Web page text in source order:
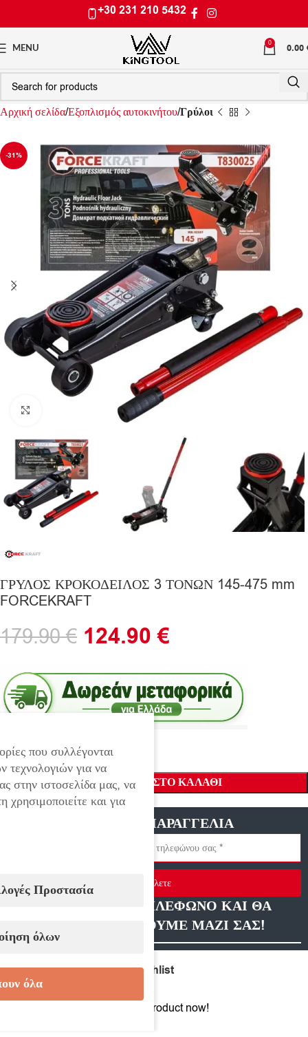
+30 231 210 5432
MENU
0 0.00
Αρχική σελίδαΕξοπλισμός αυτοκινήτουΓρύλοι
-31%
ΓΡΥΛΟΣ ΚΡΟΚΟΔΕΙΛΟΣ 3 ΤΟΝΩΝ 145-475 mm
FORCEKRAFT
179.90€ 124.90€
ΠΡΟΣΘΉΚΗ ΣΤΟ ΚΑΛΆΘΙ
ΓΡΗΓΟΡΗ ΠΑΡΑΓΓΕΛΙΑ
Στείλετε
ΑΦΗΣΤΕ ΜΑΣ ΤΗΛΕΦΩΝΟ ΚΑΙ ΘΑ
ΕΠΙΚΟΙΝΩΝΗΣΟΥΜΕ ΜΑΖΙ ΣΑΣ!
Compare Add to wishlist
People watching this product now!
που συλλέγονται
για να
στην ιστοσελίδα μας, να
και για
Προστασία
όλων
όλα